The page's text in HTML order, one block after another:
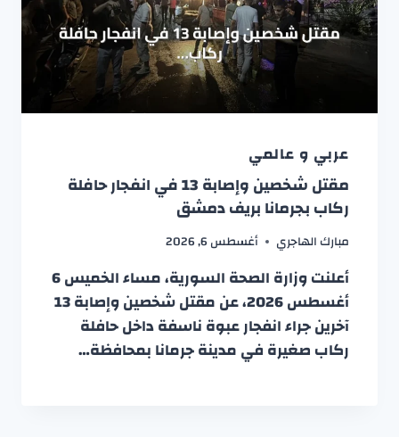
عربي و عالمي
مقتل شخصين وإصابة 13 في انفجار حافلة
ركاب بجرمانا بريف دمشق
مبارك الهاجري أغسطس 6, 2026
أعلنت وزارة الصحة السورية، مساء الخميس 6
أغسطس 2026، عن مقتل شخصين وإصابة 13
آخرين جراء انفجار عبوة ناسفة داخل حافلة
ركاب صغيرة في مدينة جرمانا بمحافظة…